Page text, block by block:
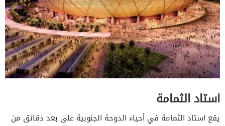
استاد الثمامة
يقع استاد الثمامة في أحياء الدوحة الجنوبية على بعد دقائق من